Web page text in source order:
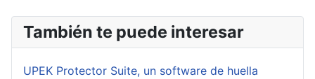
También te puede interesar
UPEK Protector Suite, un software de huella